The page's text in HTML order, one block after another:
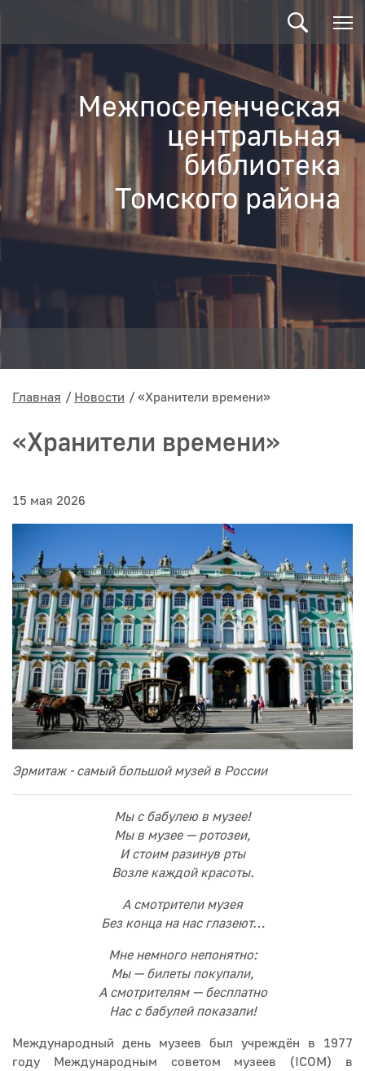
Межпоселенческая
центральная
библиотека
Томского района
Главная Новости «Хранители времени»
«Хранители времени»
15 мая 2026
Эрмитаж - самый большой музей в России
Мы с бабулею в музее!
Мы в музее — ротозеи,
И стоим разинув рты
Возле каждой красоты.
А смотрители музея
Без конца на нас глазеют…
Мне немного непонятно:
Мы — билеты покупали,
А смотрителям — бесплатно
Нас с бабулей показали!
Международный день музеев был учреждён в 1977
году Международным советом музеев (ICOM) в